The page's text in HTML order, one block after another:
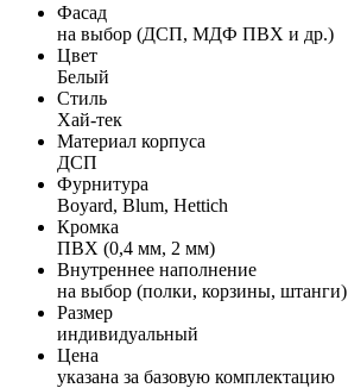
Фасад
на выбор (ДСП, МДФ ПВХ и др.)
Цвет
Белый
Стиль
Хай-тек
Материал корпуса
ДСП
Фурнитура
Boyard, Blum, Hettich
Кромка
ПВХ (0,4 мм, 2 мм)
Внутреннее наполнение
на выбор (полки, корзины, штанги)
Размер
индивидуальный
Цена
указана за базовую комплектацию